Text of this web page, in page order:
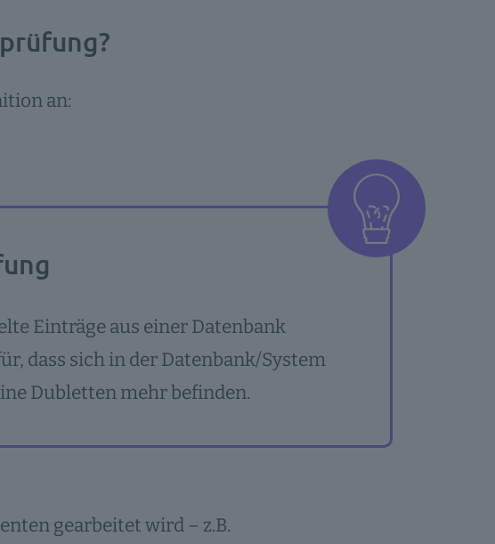
an:
Einträge aus einer Datenbank
dass sich in der Datenbank/System
Dubletten mehr befinden.
gearbeitet wird – z.B.